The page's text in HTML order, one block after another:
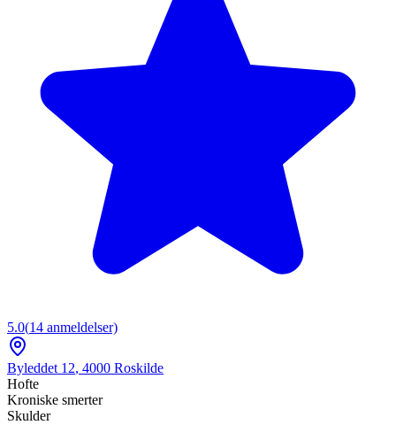
5.0(14 anmeldelser)
Byleddet 12, 4000 Roskilde
Hofte
Kroniske smerter
Skulder